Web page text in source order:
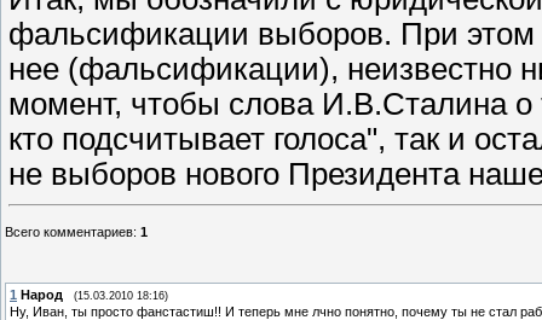
фальсификации выборов. При этом
нее (фальсификации), неизвестно
момент, чтобы слова И.В.Сталина о
кто подсчитывает голоса", так и
не выборов нового Президента
Всего комментариев: 1
1 Народ (15.03.2010 18:16)
Ну, Иван, ты просто фанстастиш!! И теперь мне лчно понятно, почему ты не стал